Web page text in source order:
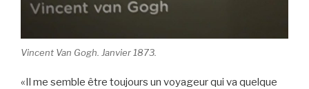
Vincent Van Gogh. Janvier 1873.
«Il me semble être toujours un voyageur qui va quelque